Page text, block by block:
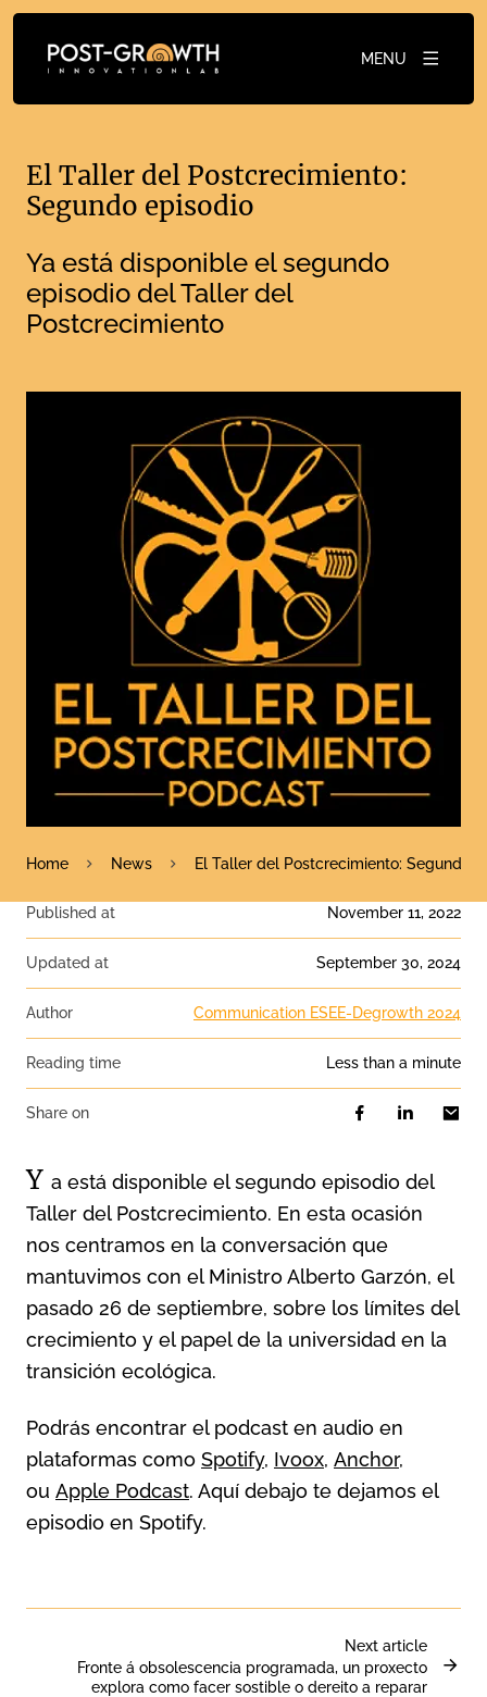
MENU
El Taller del Postcrecimiento:
Segundo episodio
Ya está disponible el segundo
episodio del Taller del
Postcrecimiento
Home News El Taller del Postcrecimiento: Segundo
Published at November 11, 2022
Updated at September 30, 2024
Author Communication ESEE-Degrowth 2024
Reading time less than a minute
Share on
Y a está disponible el segundo episodio del
Taller del Postcrecimiento. En esta ocasión
nos centramos en la conversación que
mantuvimos con el Ministro Alberto Garzón, el
pasado 26 de septiembre, sobre los límites del
crecimiento y el papel de la universidad en la
transición ecológica.
Podrás encontrar el podcast en audio en
plataformas como Spotify, Ivoox, Anchor,
ou Apple Podcast. Aquí debajo te dejamos el
episodio en Spotify.
Next article
Fronte á obsolescencia programada, un proxecto
explora como facer sostible o dereito a reparar